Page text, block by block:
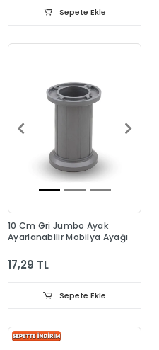
Sepete Ekle
10 Cm Gri Jumbo Ayak
Ayarlanabilir Mobilya Ayağı
17,29 TL
Sepete Ekle